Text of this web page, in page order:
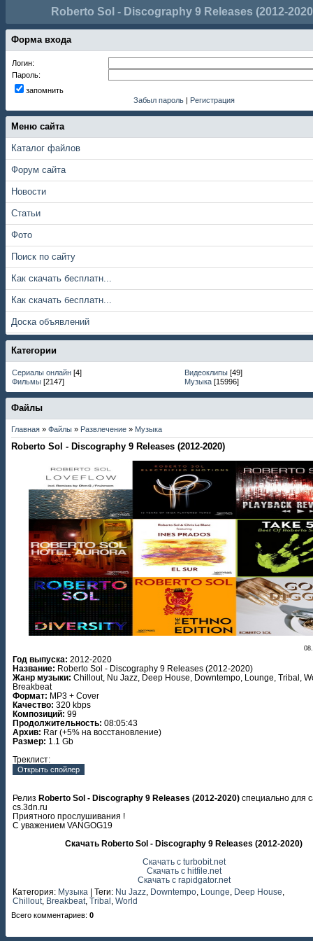
Roberto Sol - Discography 9 Releases (2012-
Форма входа
Логин:
Пароль:
запомнить
Забыл пароль | Регистрация
Меню сайта
Каталог файлов
Форум сайта
Новости
Статьи
Фото
Поиск по сайту
Как скачать бесплатн...
Как скачать бесплатн...
Доска объявлений
Категории
Сериалы онлайн [4] Видеоклипы [49]
Фильмы [2147] Музыка [15996]
Файлы
Главная » Файлы » Развлечение » Музыка
Roberto Sol - Discography 9 Releases (2012-2020)
Год выпуска: 2012-2020
Название: Roberto Sol - Discography 9 Releases (2012-2020)
Жанр музыки: Chillout, Nu Jazz, Deep House, Downtempo, Lounge, Tribal,
Breakbeat
Формат: MP3 + Cover
Качество: 320 kbps
Композиций: 99
Продолжительность: 08:05:43
Архив: Rar (+5% на восстановление)
Размер: 1.1 Gb
Треклист:
Релиз Roberto Sol - Discography 9 Releases (2012-2020) специально для
cs.3dn.ru
Приятного прослушивания !
С уважением VANGOG19
Скачать Roberto Sol - Discography 9 Releases (2012-2020)
Скачать с turbobit.net
Скачать с hitfile.net
Скачать с rapidgator.net
Категория: Музыка | Теги: Nu Jazz Downtempo Lounge Deep House
Chillout Breakbeat Tribal World
Всего комментариев: 0